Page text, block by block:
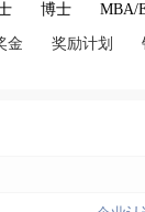
博士 MBA/
金 奖励计划